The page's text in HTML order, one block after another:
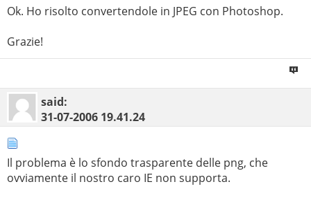
Ok. Ho risolto convertendole in JPEG con Photoshop.
Grazie!
said:
31-07-2006 19.41.24
Il problema è lo sfondo trasparente delle png, che
ovviamente il nostro caro IE non supporta.